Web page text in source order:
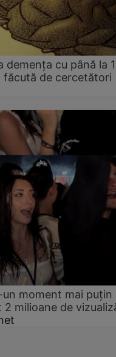
demența cu până la
făcută de cercetători
moment mai puțin
2 milioane de